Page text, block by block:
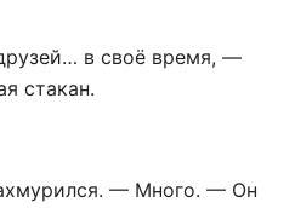
в своё время, —
стакан.
— Много. — Он